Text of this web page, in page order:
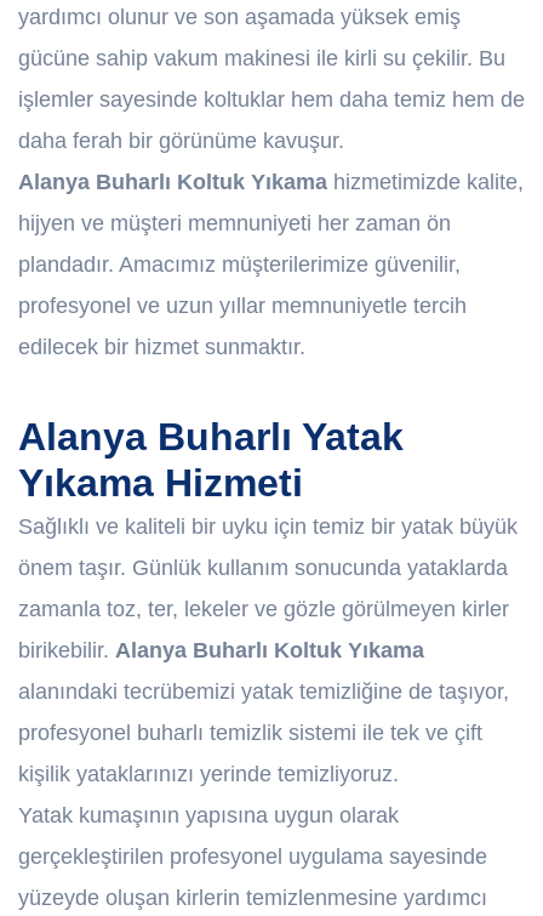
yardımcı olunur ve son aşamada yüksek emiş
gücüne sahip vakum makinesi ile kirli su çekilir. Bu
işlemler sayesinde koltuklar hem daha temiz hem de
daha ferah bir görünüme kavuşur.
Alanya Buharlı Koltuk Yıkama hizmetimizde kalite,
hijyen ve müşteri memnuniyeti her zaman ön
plandadır. Amacımız müşterilerimize güvenilir,
profesyonel ve uzun yıllar memnuniyetle tercih
edilecek bir hizmet sunmaktır.
Alanya Buharlı Yatak
Yıkama Hizmeti
Sağlıklı ve kaliteli bir uyku için temiz bir yatak büyük
önem taşır. Günlük kullanım sonucunda yataklarda
zamanla toz, ter, lekeler ve gözle görülmeyen kirler
birikebilir. Alanya Buharlı Koltuk Yıkama
alanındaki tecrübemizi yatak temizliğine de taşıyor,
profesyonel buharlı temizlik sistemi ile tek ve çift
kişilik yataklarınızı yerinde temizliyoruz.
Yatak kumaşının yapısına uygun olarak
gerçekleştirilen profesyonel uygulama sayesinde
yüzeyde oluşan kirlerin temizlenmesine yardımcı